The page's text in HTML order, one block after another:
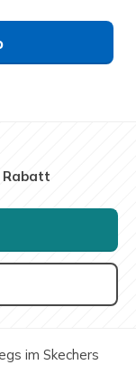
Rabatt
im Skechers